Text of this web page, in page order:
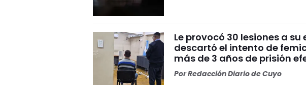
Le provocó 30 lesiones a
descartó el intento de
más de 3 años de prisión
PorRedacción Diario de Cuyo